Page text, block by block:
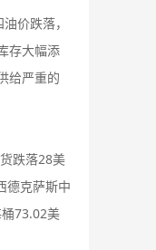
价跌落，
存大幅添
给严重的
跌落28美
德克萨斯中
73.02美